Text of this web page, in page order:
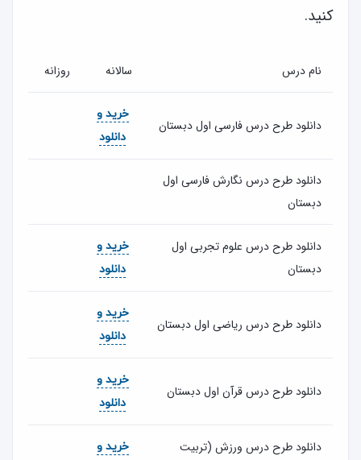
کنید.
نام درس سالانه روزانه
دانلود طرح درس فارسی اول دبستان
خرید و
دانلود
دانلود طرح درس نگارش فارسی اول
دبستان
دانلود طرح درس علوم تجربی اول
دبستان
خرید و
دانلود
دانلود طرح درس ریاضی اول دبستان
خرید و
دانلود
دانلود طرح درس قرآن اول دبستان
خرید و
دانلود
دانلود طرح درس ورزش (تربیت
خرید و